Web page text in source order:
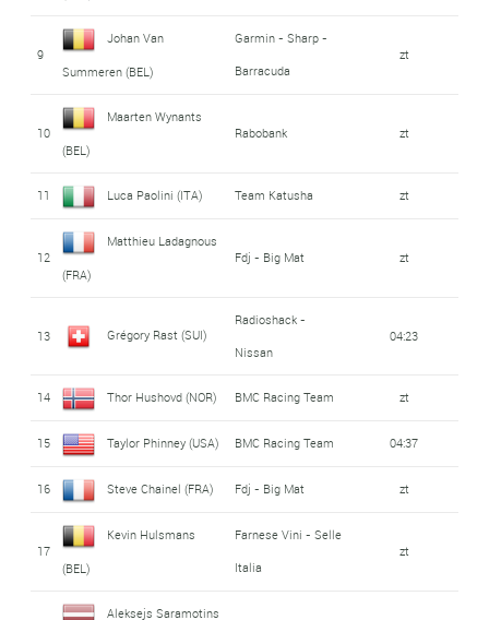
9
Johan Van
Summeren (BEL)
Garmin - Sharp -
Barracuda
zt
10
Maarten Wynants
(BEL)
Rabobank zt
11 Luca Paolini (ITA) Team Katusha zt
12
Matthieu Ladagnous
(FRA)
Fdj - Big Mat zt
13 Grégory Rast (SUI)
Radioshack -
Nissan
04:23
14 Thor Hushovd (NOR) BMC Racing Team zt
15 Taylor Phinney (USA) BMC Racing Team 04:37
16 Steve Chainel (FRA) Fdj - Big Mat zt
17
Kevin Hulsmans
(BEL)
Farnese Vini - Selle
Italia
zt
Aleksejs Saramotins